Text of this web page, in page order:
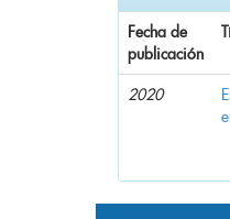
Fecha de
publicación
2020